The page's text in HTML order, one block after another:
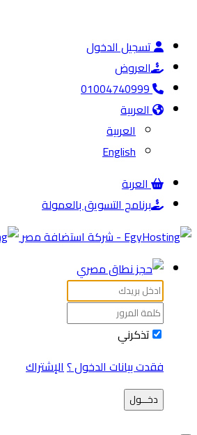
تسجيل الدخول
العروض
01004740999
العربية
العربية
English
العربة
برنامج التسويق بالعمولة
تذكرني
فقدت بيانات الدخول ؟الإشتراك
دخـــول